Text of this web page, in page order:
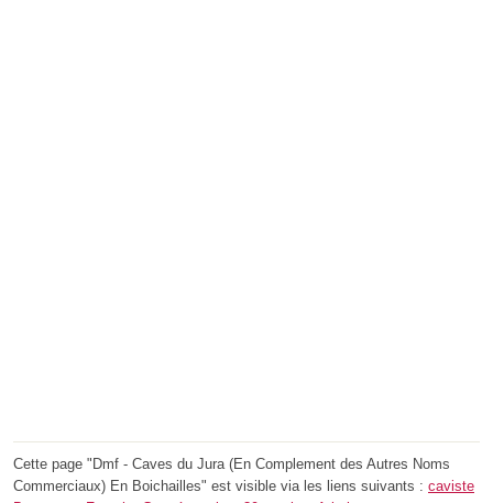
Cette page "Dmf - Caves du Jura (En Complement des Autres Noms
Commerciaux) En Boichailles" est visible via les liens suivants : caviste